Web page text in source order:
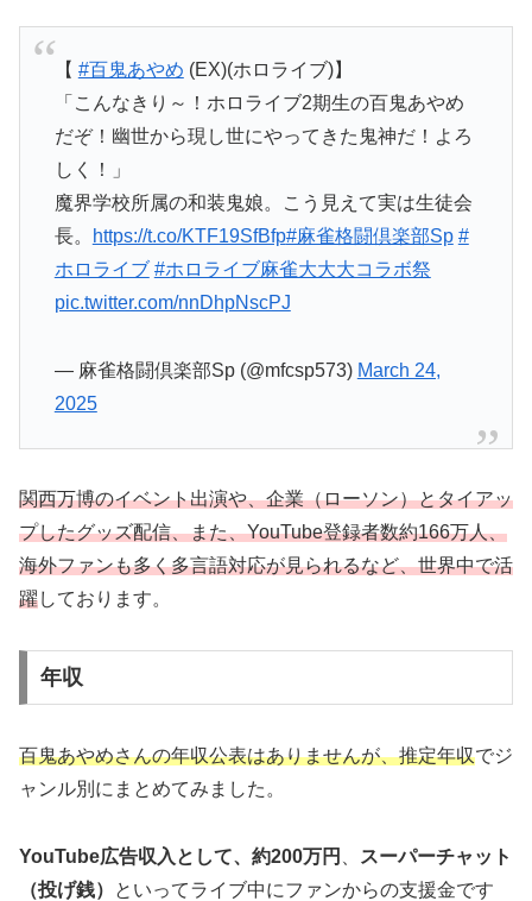
【 #百鬼あやめ (EX)(ホロライブ)】
「こんなきり～！ホロライブ2期生の百鬼あやめ
だぞ！幽世から現し世にやってきた鬼神だ！よろ
しく！」
魔界学校所属の和装鬼娘。こう見えて実は生徒会
長。
https://t.co/KTF19SfBfp#麻雀格闘倶楽部Sp #
ホロライブ #ホロライブ麻雀大大大コラボ祭
pic.twitter.com/nnDhpNscPJ
— 麻雀格闘倶楽部Sp (@mfcsp573) March 24,
2025
関西万博のイベント出演や、企業（ローソン）とタイアッ
プしたグッズ配信、また、YouTube登録者数約166万人、
海外ファンも多く多言語対応が見られるなど、世界中で活
躍しております。
年収
百鬼あやめさんの年収公表はありませんが、推定年収でジ
ャンル別にまとめてみました。
YouTube広告収入として、約200万円
スーパーチャット
（投げ銭）
といってライブ中にファンからの支援金です